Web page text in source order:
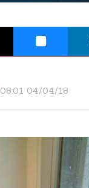
08:01 04/04/18